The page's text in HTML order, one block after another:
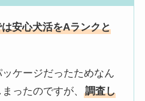
安心犬活をAランクと
ケージだったためなん
ったのですが、調査し